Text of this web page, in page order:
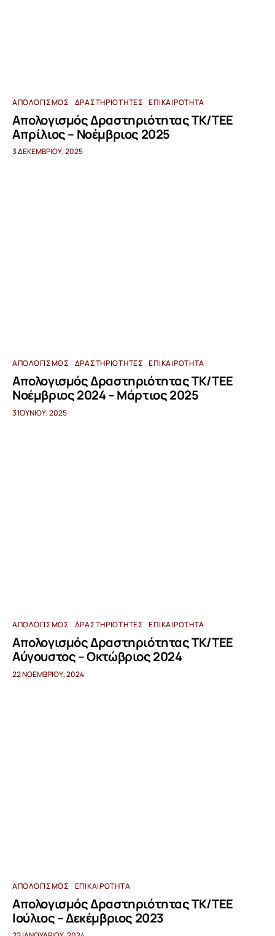
ΑΠΟΛΟΓΙΣΜΌΣ ΔΡΑΣΤΗΡΙΌΤΗΤΕΣ ΕΠΙΚΑΙΡΌΤΗΤΑ
Απολογισμός Δραστηριότητας ΤΚ/ΤΕΕ
Απρίλιος – Νοέμβριος 2025
3 ΔΕΚΕΜΒΡΊΟΥ, 2025
ΑΠΟΛΟΓΙΣΜΌΣ ΔΡΑΣΤΗΡΙΌΤΗΤΕΣ ΕΠΙΚΑΙΡΌΤΗΤΑ
Απολογισμός Δραστηριότητας ΤΚ/ΤΕΕ
Νοέμβριος 2024 – Μάρτιος 2025
3 ΙΟΥΝΊΟΥ, 2025
ΑΠΟΛΟΓΙΣΜΌΣ ΔΡΑΣΤΗΡΙΌΤΗΤΕΣ ΕΠΙΚΑΙΡΌΤΗΤΑ
Απολογισμός Δραστηριότητας ΤΚ/ΤΕΕ
Αύγουστος – Οκτώβριος 2024
22 ΝΟΕΜΒΡΊΟΥ, 2024
ΑΠΟΛΟΓΙΣΜΌΣ ΕΠΙΚΑΙΡΌΤΗΤΑ
Απολογισμός Δραστηριότητας ΤΚ/ΤΕΕ
Ιούλιος – Δεκέμβριος 2023